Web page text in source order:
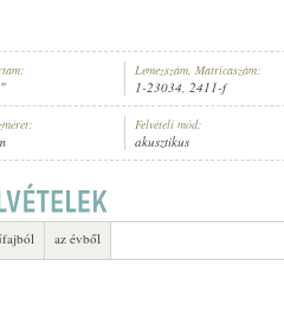
51. GYALOGEZRED ZENEKARA,
Lemezszám, Matricaszám:
1-23034, 2411-f
Felvételi mód:
akusztikus
az évből